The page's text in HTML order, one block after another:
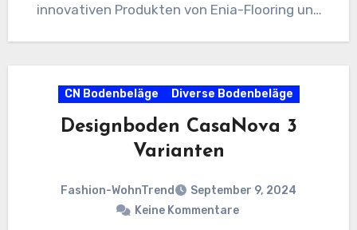
innovativen Produkten von Enia-Flooring und
CN Bodenbeläge Diverse Bodenbeläge
Designboden CasaNova 3
Varianten
Fashion-WohnTrend
September 9, 2024
Keine Kommentare